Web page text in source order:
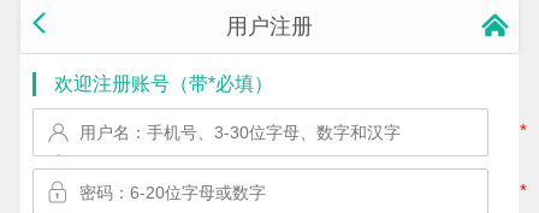
用户注册
欢迎注册账号（带*必填）
*
*